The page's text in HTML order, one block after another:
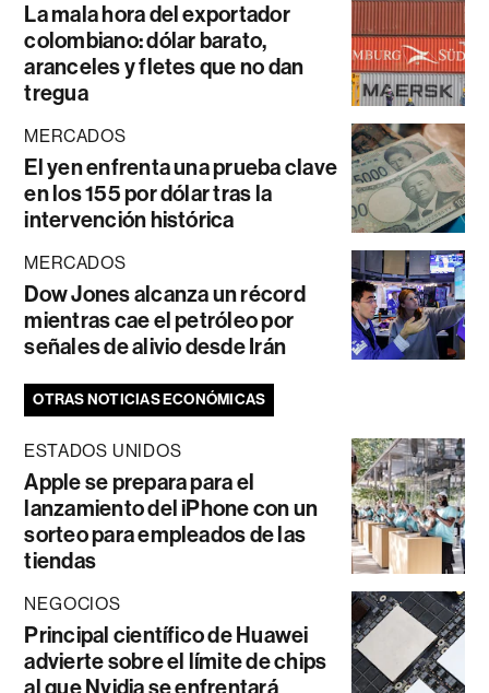
La mala hora del exportador
colombiano: dólar barato,
aranceles y fletes que no dan
tregua
MERCADOS
El yen enfrenta una prueba clave
en los 155 por dólar tras la
intervención histórica
MERCADOS
Dow Jones alcanza un récord
mientras cae el petróleo por
señales de alivio desde Irán
OTRAS NOTICIAS ECONÓMICAS
ESTADOS UNIDOS
Apple se prepara para el
lanzamiento del iPhone con un
sorteo para empleados de las
tiendas
NEGOCIOS
Principal científico de Huawei
advierte sobre el límite de chips
al que Nvidia se enfrentará